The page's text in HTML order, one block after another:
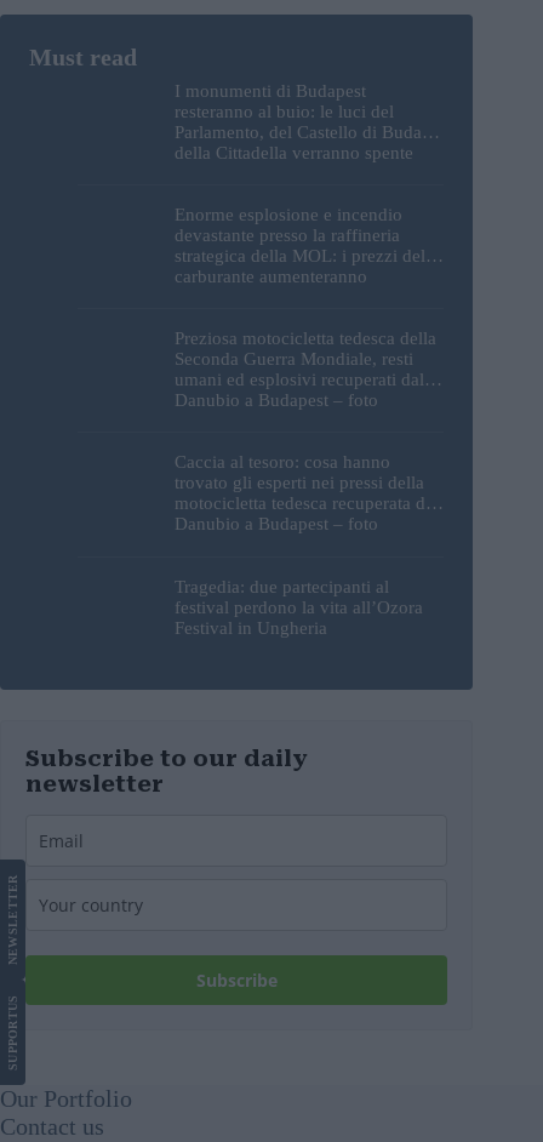
I monumenti di Budapest
resteranno al buio: le luci del
Parlamento, del Castello di Buda e
della Cittadella verranno spente
Enorme esplosione e incendio
devastante presso la raffineria
strategica della MOL: i prezzi del
carburante aumenteranno
Preziosa motocicletta tedesca della
Seconda Guerra Mondiale, resti
umani ed esplosivi recuperati dal
Danubio a Budapest – foto
Caccia al tesoro: cosa hanno
trovato gli esperti nei pressi della
motocicletta tedesca recuperata dal
Danubio a Budapest – foto
Tragedia: due partecipanti al
festival perdono la vita all’Ozora
Festival in Ungheria
Subscribe to our daily
newsletter
Subscribe
SUPPORT
US
NEWS
LETTER
Our Portfolio
Contact us